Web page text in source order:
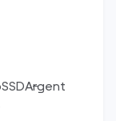
SSDArgent